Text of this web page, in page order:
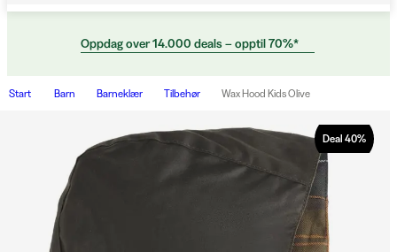
Oppdag over 14.000 deals – opptil 70%*
Start Barn Barneklær Tilbehør Wax Hood Kids Olive
Deal 40%